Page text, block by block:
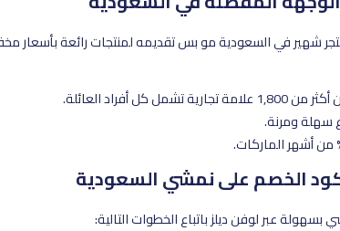
شهير في السعودية مو بس تقديمه لمنتجات رائعة بأسعار
كل أفراد العائلة.
سهلة ومرنة.
الخصم على نمشي السعودية
عبر لوفن ديلز باتباع الخطوات التالية: